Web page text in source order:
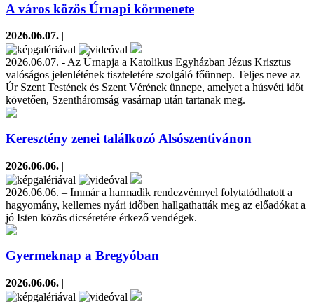
A város közös Úrnapi körmenete
2026.06.07. |
2026.06.07. - Az Úrnapja a Katolikus Egyházban Jézus Krisztus
valóságos jelenlétének tiszteletére szolgáló főünnep. Teljes neve az
Úr Szent Testének és Szent Vérének ünnepe, amelyet a húsvéti időt
követően, Szentháromság vasárnap után tartanak meg.
Keresztény zenei találkozó Alsószentivánon
2026.06.06. |
2026.06.06. – Immár a harmadik rendezvénnyel folytatódhatott a
hagyomány, kellemes nyári időben hallgathatták meg az előadókat a
jó Isten közös dicséretére érkező vendégek.
Gyermeknap a Bregyóban
2026.06.06. |